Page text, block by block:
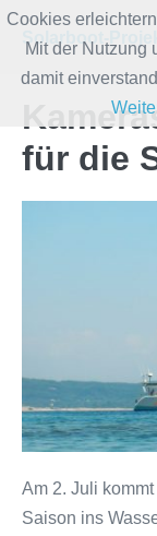
Zum
Inhalt
springen
Solarboot-
für die
Am 2. Juli
Saison ins
Cookies
Mit der Nutzung
damit